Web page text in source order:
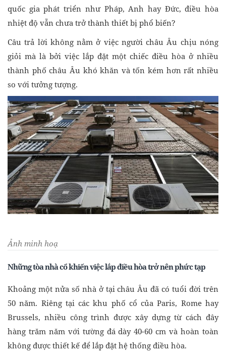
quốc gia phát triển như Pháp, Anh hay Đức, điều hòa
nhiệt độ vẫn chưa trở thành thiết bị phổ biến?
Câu trả lời không nằm ở việc người châu Âu chịu nóng
giỏi mà là bởi việc lắp đặt một chiếc điều hòa ở nhiều
thành phố châu Âu khó khăn và tốn kém hơn rất nhiều
so với tưởng tượng.
Ảnh minh hoạ
Những tòa nhà cổ khiến việc lắp điều hòa trở nên phức tạp
Khoảng một nửa số nhà ở tại châu Âu đã có tuổi đời trên
50 năm. Riêng tại các khu phố cổ của Paris, Rome hay
Brussels, nhiều công trình được xây dựng từ cách đây
hàng trăm năm với tường đá dày 40-60 cm và hoàn toàn
không được thiết kế để lắp đặt hệ thống điều hòa.